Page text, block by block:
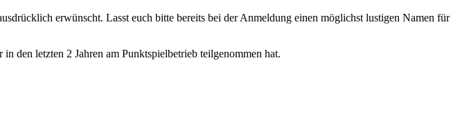
erwünscht. Lasst euch bitte bereits bei der Anmeldung einen möglichst lustigen Namen für
den letzten 2 Jahren am Punktspielbetrieb teilgenommen hat.